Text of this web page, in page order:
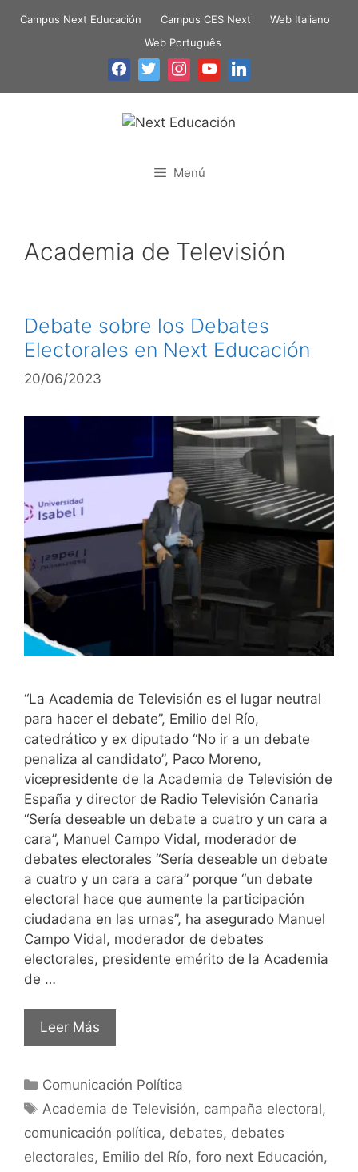
Campus Next Educación Campus CES Next
Web Italiano
Web Português
Menú
Academia de Televisión
Debate sobre los Debates
Electorales en Next Educación
20/06/2023
“La Academia de Televisión es el lugar neutral
para hacer el debate”, Emilio del Río,
catedrático y ex diputado “No ir a un debate
penaliza al candidato”, Paco Moreno,
vicepresidente de la Academia de Televisión de
España y director de Radio Televisión Canaria
“Sería deseable un debate a cuatro y un cara a
cara”, Manuel Campo Vidal, moderador de
debates electorales “Sería deseable un debate
a cuatro y un cara a cara” porque “un debate
electoral hace que aumente la participación
ciudadana en las urnas”, ha asegurado Manuel
Campo Vidal, moderador de debates
electorales, presidente emérito de la Academia
de …
Leer Más
Comunicación Política
Academia de Televisión, campaña electoral,
comunicación política, debates, debates
electorales, Emilio del Río, foro next Educación,